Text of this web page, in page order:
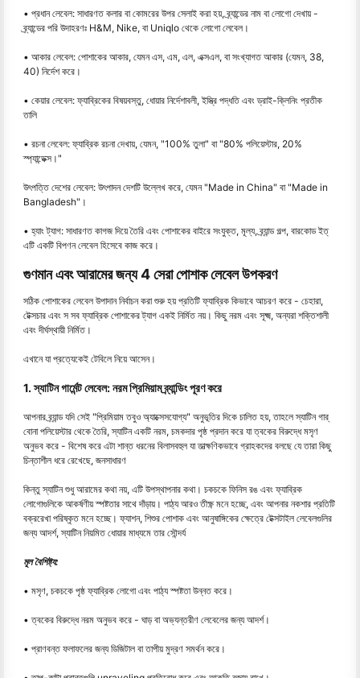
• প্রধান লেবেল: সাধারণত কলার বা কোমরের উপর সেলাই করা হয়, ব্র্যান্ডের নাম বা লোগো দেখায় -
ব্র্যান্ডের পরি উদাহরণঃ H&M, Nike, বা Uniqlo থেকে লোগো লেবেল।
• আকার লেবেল: পোশাকের আকার, যেমন এস, এম, এল, এক্সএল, বা সংখ্যাগত আকার (যেমন, 38,
40) নির্দেশ করে।
• কেয়ার লেবেল: ফ্যাব্রিকের বিষয়বস্তু, ধোয়ার নির্দেশাবলী, ইস্ত্রি পদ্ধতি এবং ড্রাই-ক্লিনিং প্রতীক
তালি
• রচনা লেবেল: ফ্যাব্রিক রচনা দেখায়, যেমন, "100% তুলা" বা "80% পলিয়েস্টার, 20%
স্প্যান্ডেক্স।"
উৎপত্তি দেশের লেবেল: উৎপাদন দেশটি উল্লেখ করে, যেমন "Made in China" বা "Made in
Bangladesh"।
• হ্যাং ট্যাগ: সাধারণত কাগজ দিয়ে তৈরি এবং পোশাকের বাইরে সংযুক্ত, মূল্য, ব্র্যান্ড গল্প, বারকোড ইত্
এটি একটি বিপণন লেবেল হিসেবে কাজ করে।
গুণমান এবং আরামের জন্য 4 সেরা পোশাক লেবেল উপকরণ
সঠিক পোশাকের লেবেল উপাদান নির্বাচন করা শুরু হয় প্রতিটি ফ্যাব্রিক কিভাবে আচরণ করে - চেহারা,
টেক্সচার এবং স সব ফ্যাব্রিক পোশাকের ট্যাগ একই নির্মিত নয়। কিছু নরম এবং সূক্ষ্ম, অন্যরা শক্তিশালী
এবং দীর্ঘস্থায়ী নির্মিত।
এখানে যা প্রত্যেকেই টেবিলে নিয়ে আসেন।
1. স্যাটিন গার্মেন্ট লেবেল: নরম প্রিমিয়াম ব্র্যান্ডিং পূরণ করে
আপনার ব্র্যান্ড যদি সেই "প্রিমিয়াম তবুও অ্যাক্সেসযোগ্য" অনুভূতির দিকে চালিত হয়, তাহলে স্যাটিন গার্
বোনা পলিয়েস্টার থেকে তৈরি, স্যাটিন একটি নরম, চমকদার পৃষ্ঠ প্রদান করে যা ত্বকের বিরুদ্ধে মসৃণ
অনুভব করে - বিশেষ করে এটা শান্ত ধরনের বিলাসবহুল যা তাত্ক্ষণিকভাবে গ্রাহকদের বলছে যে তারা কিছু
চিন্তাশীল ধরে রেখেছে, জনসাধারণ
কিন্তু স্যাটিন শুধু আরামের কথা নয়, এটি উপস্থাপনার কথা। চকচকে ফিনিস রঙ এবং ফ্যাব্রিক
লোগোগুলিকে আকর্ষণীয় স্পষ্টতার সাথে দাঁড়ায়। পাঠ্য আরও তীক্ষ্ণ মনে হচ্ছে, এবং আপনার নকশার প্রতিটি
বক্ররেখা পরিষ্কৃত মনে হচ্ছে। ফ্যাশন, শিশুর পোশাক এবং আনুষাঙ্গিকের ক্ষেত্রে টেক্সটাইল লেবেলগুলির
জন্য আদর্শ, স্যাটিন নিয়মিত ধোয়ার মাধ্যমে তার সৌন্দর্য
মূল বৈশিষ্ট্য:
• মসৃণ, চকচকে পৃষ্ঠ ফ্যাব্রিক লোগো এবং পাঠ্য স্পষ্টতা উন্নত করে।
• ত্বকের বিরুদ্ধে নরম অনুভব করে - ঘাড় বা অভ্যন্তরীণ লেবেলের জন্য আদর্শ।
• প্রাণবন্ত ফলাফলের জন্য ডিজিটাল বা তাপীয় মুদ্রণ সমর্থন করে।